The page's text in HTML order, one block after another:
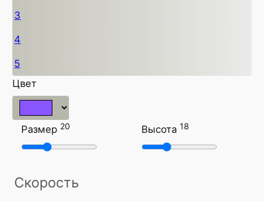
3
4
5
Цвет
Размер 20 Высота 18
Скорость